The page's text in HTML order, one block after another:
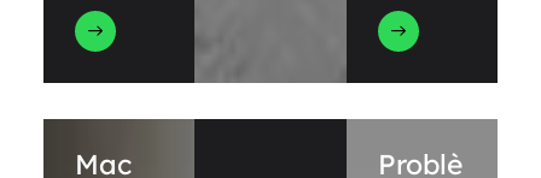
Mac Problè